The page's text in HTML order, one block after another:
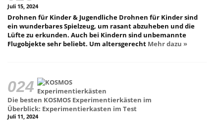
Juli 15, 2024
Drohnen für Kinder & Jugendliche Drohnen für Kinder sind
ein wunderbares Spielzeug, um rasant abzuheben und die
Lüfte zu erkunden. Auch bei Kindern sind unbemannte
Flugobjekte sehr beliebt. Um altersgerecht Mehr dazu »
Die besten KOSMOS Experimentierkästen im
Überblick: Experimentierkasten im Test
Juli 11, 2024